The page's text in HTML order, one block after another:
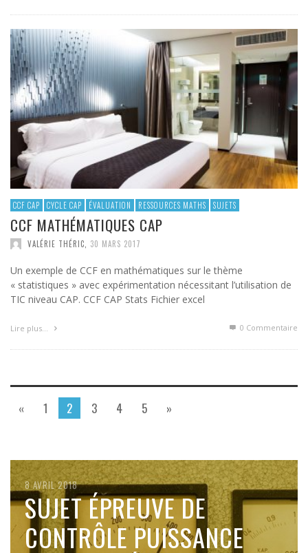
CCF CAP CYCLE CAP ÉVALUATION RESSOURCES MATHS SUJETS
CCF MATHÉMATIQUES CAP
VALÉRIE THÉRIC 30 MARS 2017
Un exemple de CCF en mathématiques sur le thème
« statistiques » avec expérimentation nécessitant l’utilisation de
TIC niveau CAP. CCF CAP Stats Fichier excel
Lire plus… 0 Commentaire
« 1 2 3 4 5 »
8 AVRIL 2018
SUJET ÉPREUVE DE
CONTRÔLE PROBABILITÉS
8 AVRIL 2018
SUJET ÉPREUVE DE
CONTRÔLE PUISSANCE
7 AVRIL 2018
SUJET ÉPREUVE DE
CONTRÔLE SUITES
4 AVRIL 2018
SUJET ÉPREUVE DE
CONTRÔLE DÉTERGENTS